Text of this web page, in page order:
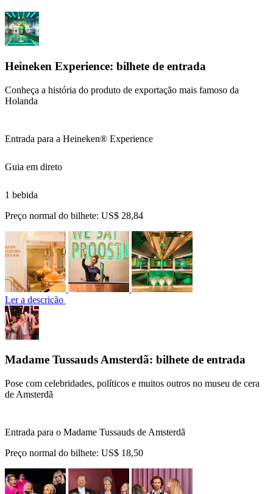
Heineken Experience: bilhete de entrada
Conheça a história do produto de exportação mais famoso da
Holanda
Entrada para a Heineken® Experience
Guia em direto
1 bebida
Preço normal do bilhete: US$ 28,84
Ler a descrição
Madame Tussauds Amsterdã: bilhete de entrada
Pose com celebridades, políticos e muitos outros no museu de cera
de Amsterdã
Entrada para o Madame Tussauds de Amsterdã
Preço normal do bilhete: US$ 18,50